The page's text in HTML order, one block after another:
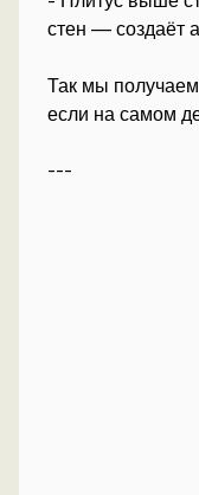
стен — создаёт
Так мы
если на самом
---